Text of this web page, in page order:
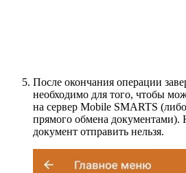
После окончания операции
необходимо для того, чтобы
на сервер Mobile SMARTS
прямого обмена документами).
документ отправить нельзя.